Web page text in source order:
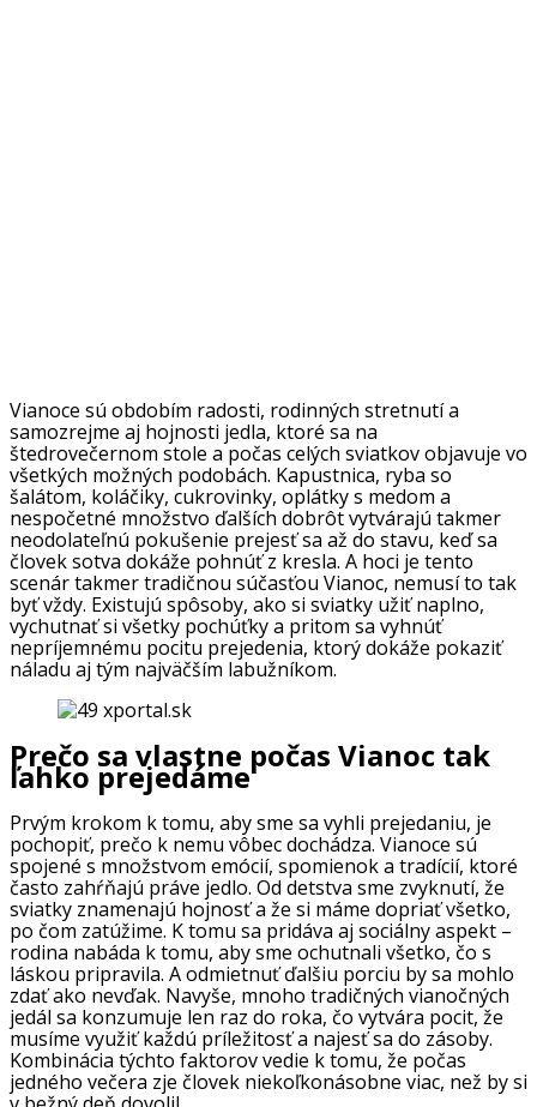
Vianoce sú obdobím radosti, rodinných stretnutí a
samozrejme aj hojnosti jedla, ktoré sa na
štedrovečernom stole a počas celých sviatkov objavuje vo
všetkých možných podobách. Kapustnica, ryba so
šalátom, koláčiky, cukrovinky, oplátky s medom a
nespočetné množstvo ďalších dobrôt vytvárajú takmer
neodolateľnú pokušenie prejesť sa až do stavu, keď sa
človek sotva dokáže pohnúť z kresla. A hoci je tento
scenár takmer tradičnou súčasťou Vianoc, nemusí to tak
byť vždy. Existujú spôsoby, ako si sviatky užiť naplno,
vychutnať si všetky pochúťky a pritom sa vyhnúť
nepríjemnému pocitu prejedenia, ktorý dokáže pokaziť
náladu aj tým najväčším labužníkom.
Prečo sa vlastne počas Vianoc tak
ľahko prejedáme
Prvým krokom k tomu, aby sme sa vyhli prejedaniu, je
pochopiť, prečo k nemu vôbec dochádza. Vianoce sú
spojené s množstvom emócií, spomienok a tradícií, ktoré
často zahŕňajú práve jedlo. Od detstva sme zvyknutí, že
sviatky znamenajú hojnosť a že si máme dopriať všetko,
po čom zatúžime. K tomu sa pridáva aj sociálny aspekt –
rodina nabáda k tomu, aby sme ochutnali všetko, čo s
láskou pripravila. A odmietnuť ďalšiu porciu by sa mohlo
zdať ako nevďak. Navyše, mnoho tradičných vianočných
jedál sa konzumuje len raz do roka, čo vytvára pocit, že
musíme využiť každú príležitosť a najesť sa do zásoby.
Kombinácia týchto faktorov vedie k tomu, že počas
jedného večera zje človek niekoľkonásobne viac, než by si